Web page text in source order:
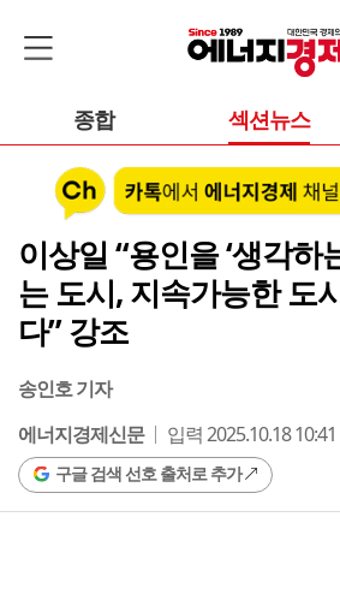
종합 섹션뉴스
이상일 “용인을 ‘생각하
는 도시, 지속가능한 도
다” 강조
송인호 기자
에너지경제신문
입력 2025.10.18 10:41
구글 검색 선호 출처로 추가